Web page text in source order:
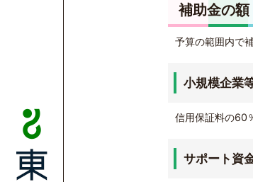
補助金の額
予算の範囲内で
小規模企業
信用保証料の60
サポート資